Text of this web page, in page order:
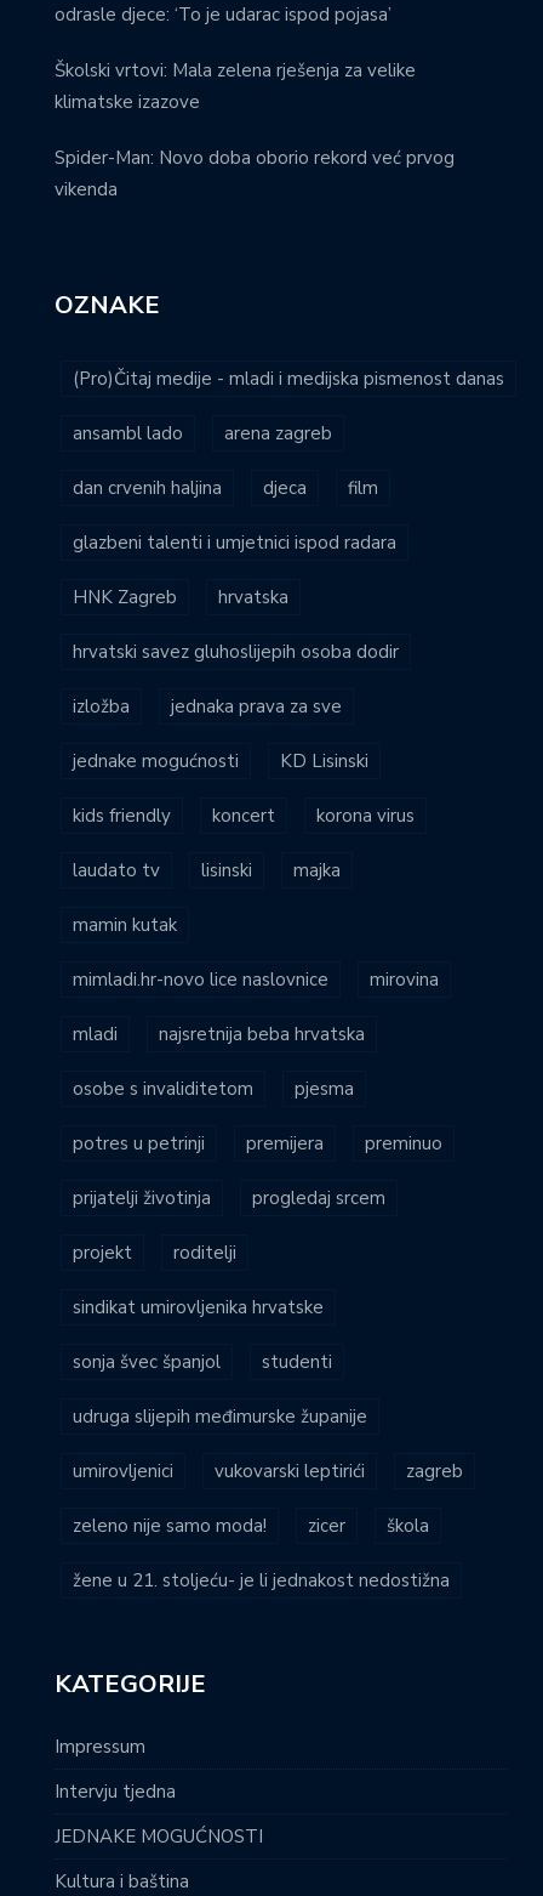
odrasle djece: ‘To je udarac ispod pojasa’
Školski vrtovi: Mala zelena rješenja za velike
klimatske izazove
Spider-Man: Novo doba oborio rekord već prvog
vikenda
OZNAKE
(Pro)Čitaj medije - mladi i medijska pismenost danas
ansambl lado arena zagreb
dan crvenih haljina djeca film
glazbeni talenti i umjetnici ispod radara
HNK Zagreb hrvatska
hrvatski savez gluhoslijepih osoba dodir
izložba jednaka prava za sve
jednake mogućnosti KD Lisinski
kids friendly koncert korona virus
laudato tv lisinski majka
mamin kutak
mimladi.hr-novo lice naslovnice mirovina
mladi najsretnija beba hrvatska
osobe s invaliditetom pjesma
potres u petrinji premijera preminuo
prijatelji životinja progledaj srcem
projekt roditelji
sindikat umirovljenika hrvatske
sonja švec španjol studenti
udruga slijepih međimurske županije
umirovljenici vukovarski leptirići zagreb
zeleno nije samo moda! zicer škola
žene u 21. stoljeću- je li jednakost nedostižna
KATEGORIJE
Impressum
Intervju tjedna
JEDNAKE MOGUĆNOSTI
Kultura i baština